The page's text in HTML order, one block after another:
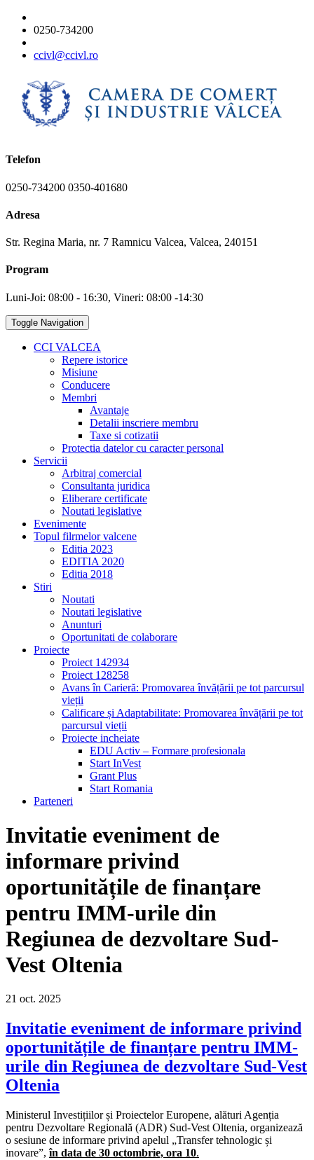
0250-734200
ccivl@ccivl.ro
Telefon
0250-734200 0350-401680
Adresa
Str. Regina Maria, nr. 7 Ramnicu Valcea, Valcea, 240151
Program
Luni-Joi: 08:00 - 16:30, Vineri: 08:00 -14:30
Toggle Navigation
CCI VALCEA
Repere istorice
Misiune
Conducere
Membri
Avantaje
Detalii inscriere membru
Taxe si cotizatii
Protectia datelor cu caracter personal
Servicii
Arbitraj comercial
Consultanta juridica
Eliberare certificate
Noutati legislative
Evenimente
Topul filrmelor valcene
Editia 2023
EDITIA 2020
Editia 2018
Stiri
Noutati
Noutati legislative
Anunturi
Oportunitati de colaborare
Proiecte
Proiect 142934
Proiect 128258
Avans în Carieră: Promovarea învățării pe tot parcursul
vieții
Calificare și Adaptabilitate: Promovarea învățării pe tot
parcursul vieții
Proiecte incheiate
EDU Activ – Formare profesionala
Start InVest
Grant Plus
Start Romania
Parteneri
Invitatie eveniment de
informare privind
oportunitățile de finanțare
pentru IMM-urile din
Regiunea de dezvoltare Sud-
Vest Oltenia
21 oct. 2025
Invitatie eveniment de informare privind
oportunitățile de finanțare pentru IMM-
urile din Regiunea de dezvoltare Sud-Vest
Oltenia
Ministerul Investițiilor și Proiectelor Europene, alături Agenția
pentru Dezvoltare Regională (ADR) Sud-Vest Oltenia, organizează
o sesiune de informare privind apelul „Transfer tehnologic și
inovare”,în data de 30 octombrie, ora 10.